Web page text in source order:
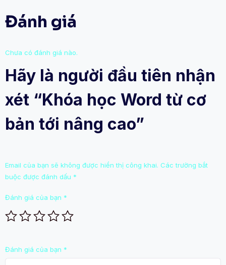
Đánh giá
Chưa có đánh giá nào.
Hãy là người đầu tiên nhận
xét “Khóa học Word từ cơ
bản tới nâng cao”
Email của bạn sẽ không được hiển thị công khai. Các trường bắt
buộc được đánh dấu *
Đánh giá của bạn *
Đánh giá của bạn *